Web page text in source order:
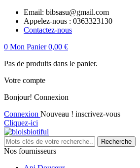
Email: bibsasu@gmail.com
Appelez-nous : 0363323130
Contactez-nous
0 Mon Panier 0,00 €
Pas de produits dans le panier.
Votre compte
Bonjour! Connexion
Connexion Nouveau ! inscrivez-vous
Cliquez-ici
Recherche
Nos fournisseurs